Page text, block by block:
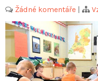
Žádné komentáře |